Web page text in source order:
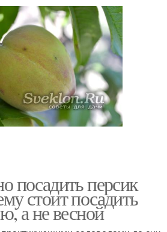
посадить персик
стоит посадить
а не весной